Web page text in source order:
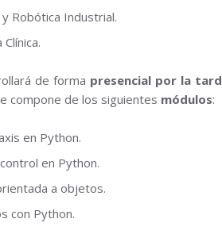
Robótica Industrial.
de forma presencial por la
compone de los siguientes módulos:
en Python.
en Python.
a objetos.
con Python.